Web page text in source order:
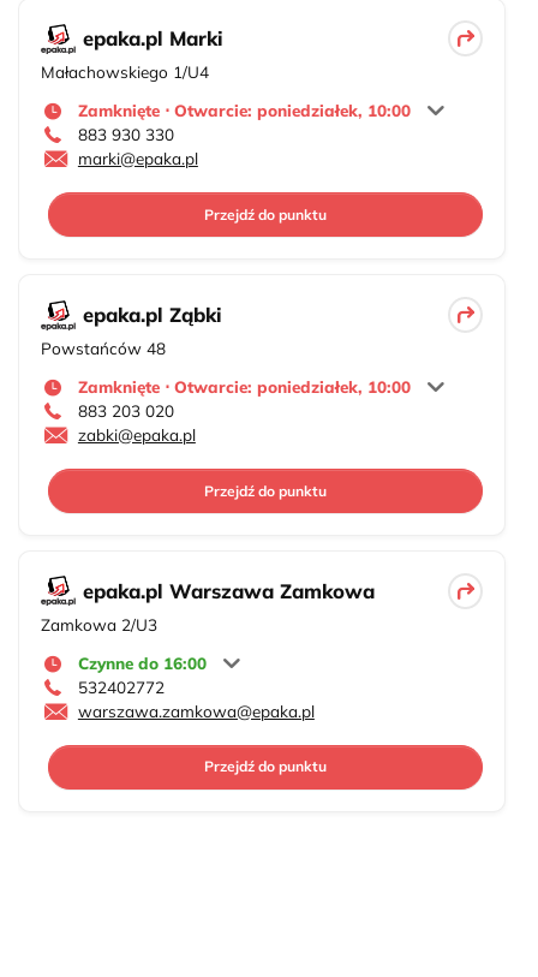
epaka.pl Marki
Małachowskiego 1/U4
Zamknięte ⋅ Otwarcie: poniedziałek, 10:00
883 930 330
marki@epaka.pl
Przejdź do punktu
epaka.pl Ząbki
Powstańców 48
Zamknięte ⋅ Otwarcie: poniedziałek, 10:00
883 203 020
zabki@epaka.pl
Przejdź do punktu
epaka.pl Warszawa Zamkowa
Zamkowa 2/U3
Czynne do 16:00
532402772
warszawa.zamkowa@epaka.pl
Przejdź do punktu